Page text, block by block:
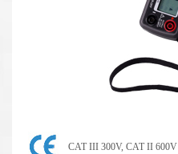
CAT III 300V, CAT II 600V